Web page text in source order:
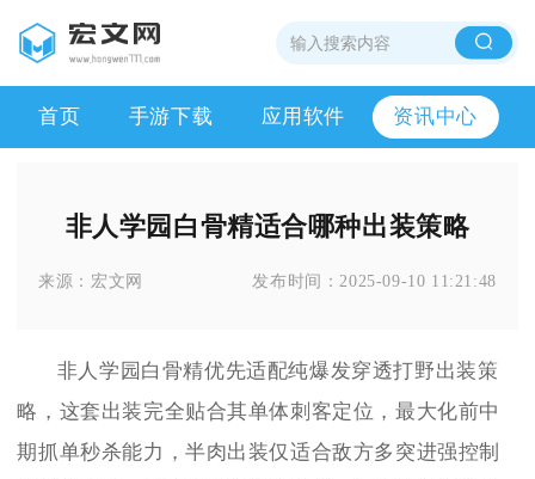
首页 手游下载 应用软件 资讯中心
非人学园白骨精适合哪种出装策略
来源： 宏文网 发布时间： 2025-09-10 11:21:48
非人学园白骨精优先适配纯爆发穿透打野出装策
略，这套出装完全贴合其单体刺客定位，最大化前中
期抓单秒杀能力，半肉出装仅适合敌方多突进强控制